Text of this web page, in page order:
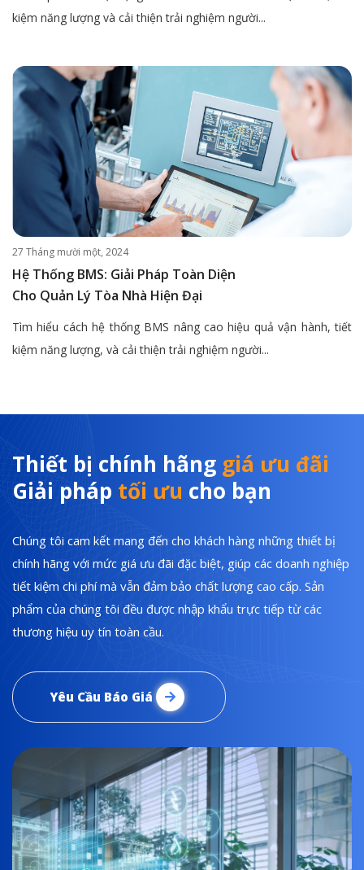
kiệm năng lượng và cải thiện trải nghiệm người...
27 Tháng mười một, 2024
Hệ Thống BMS: Giải Pháp Toàn Diện
Cho Quản Lý Tòa Nhà Hiện Đại
Tìm hiểu cách hệ thống BMS nâng cao hiệu quả vận hành, tiết
kiệm năng lượng, và cải thiện trải nghiệm người...
Thiết bị chính hãng giá ưu đãi
Giải pháp tối ưu cho bạn
Chúng tôi cam kết mang đến cho khách hàng những thiết bị
chính hãng với mức giá ưu đãi đặc biệt, giúp các doanh nghiệp
tiết kiệm chi phí mà vẫn đảm bảo chất lượng cao cấp. Sản
phẩm của chúng tôi đều được nhập khẩu trực tiếp từ các
thương hiệu uy tín toàn cầu.
Yêu Cầu Báo Giá